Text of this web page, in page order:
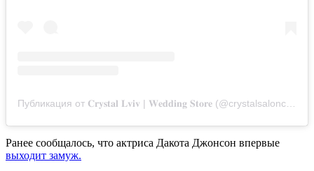
Ранее сообщалось, что актриса Дакота Джонсон впервые
выходит замуж.